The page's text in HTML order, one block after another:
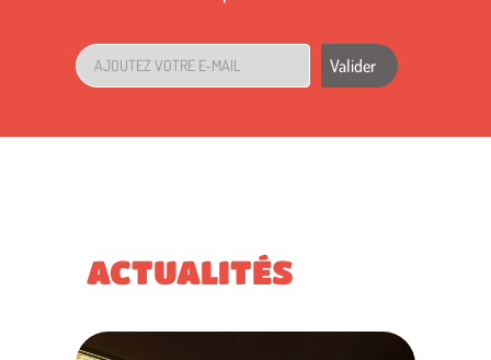
Valider
ACTUALITÉS